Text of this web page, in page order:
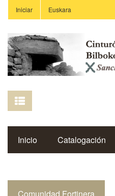
Iniciar Euskara
Inicio Catalogación
Comunidad Fortinera